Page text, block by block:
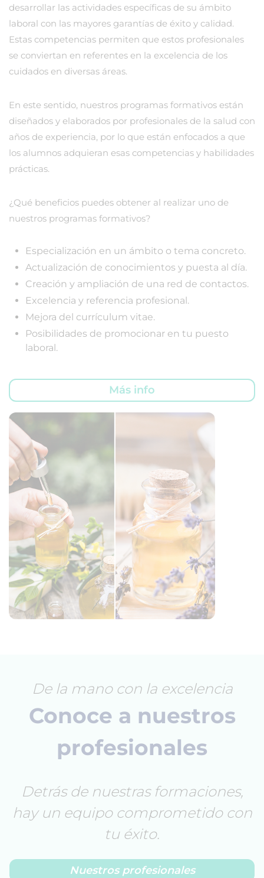
desarrollar las actividades específicas de su ámbito
laboral con las mayores garantías de éxito y calidad.
Estas competencias permiten que estos profesionales
se conviertan en referentes en la excelencia de los
cuidados en diversas áreas.
En este sentido, nuestros programas formativos están
diseñados y elaborados por profesionales de la salud con
años de experiencia, por lo que están enfocados a que
los alumnos adquieran esas competencias y habilidades
prácticas.
¿Qué beneficios puedes obtener al realizar uno de
nuestros programas formativos?
Especialización en un ámbito o tema concreto.
Actualización de conocimientos y puesta al día.
Creación y ampliación de una red de contactos.
Excelencia y referencia profesional.
Mejora del currículum vitae.
Posibilidades de promocionar en tu puesto
laboral.
Más info
De la mano con la excelencia
Conoce a nuestros
profesionales
Detrás de nuestras formaciones,
hay un equipo comprometido con
tu éxito.
Nuestros profesionales